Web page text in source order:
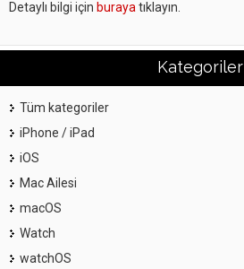
Detaylı bilgi için buraya tıklayın.
Kategoriler
Tüm kategoriler
iPhone / iPad
iOS
Mac Ailesi
macOS
Watch
watchOS